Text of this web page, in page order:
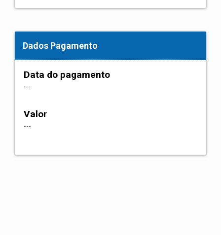
Dados Pagamento
Data do pagamento
---
Valor
---